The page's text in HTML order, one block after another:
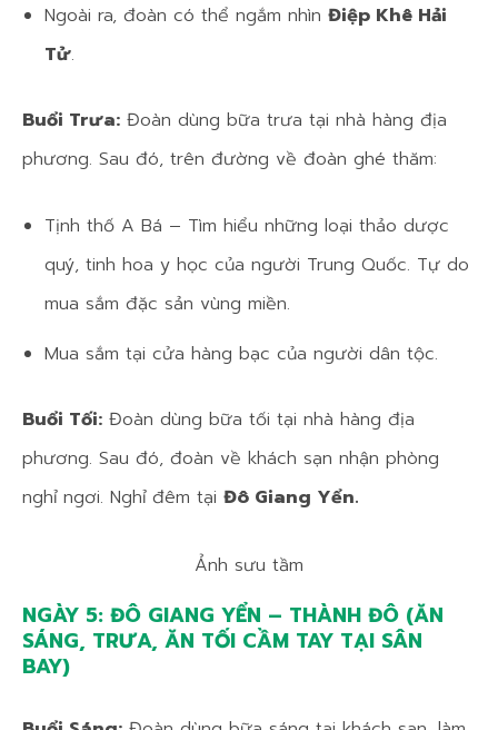
Ngoài ra, đoàn có thể ngắm nhìn Điệp Khê Hải
Tử.
Buổi Trưa: Đoàn dùng bữa trưa tại nhà hàng địa
phương. Sau đó, trên đường về đoàn ghé thăm:
Tịnh thố A Bá – Tìm hiểu những loại thảo dược
quý, tinh hoa y học của người Trung Quốc. Tự do
mua sắm đặc sản vùng miền.
Mua sắm tại cửa hàng bạc của người dân tộc.
Buổi Tối: Đoàn dùng bữa tối tại nhà hàng địa
phương. Sau đó, đoàn về khách sạn nhận phòng
nghỉ ngơi. Nghỉ đêm tại Đô Giang Yển.
Ảnh sưu tầm
NGÀY 5: ĐÔ GIANG YỂN – THÀNH ĐÔ (ĂN
SÁNG, TRƯA, ĂN TỐI CẦM TAY TẠI SÂN
BAY)